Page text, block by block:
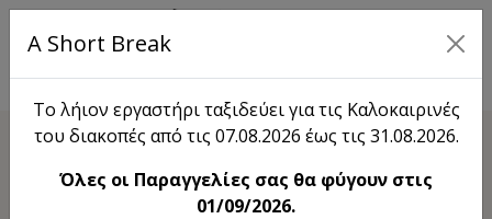
EN
Shop
Kitάκι 6
A Short Break
Το λήιον εργαστήρι ταξιδεύει για τις Καλοκαιρινές
του διακοπές από τις 07.08.2026 έως τις 31.08.2026.
Όλες οι Παραγγελίες σας θα φύγουν στις
01/09/2026.